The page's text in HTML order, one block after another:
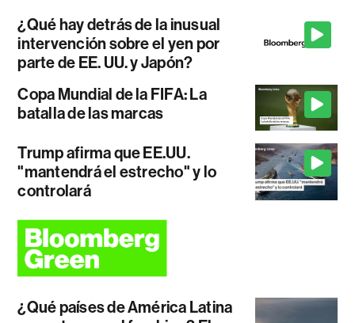
¿Qué hay detrás de la inusual
intervención sobre el yen por
parte de EE. UU. y Japón?
Copa Mundial de la FIFA: La
batalla de las marcas
Trump afirma que EE.UU.
"mantendrá el estrecho" y lo
controlará
¿Qué países de América Latina